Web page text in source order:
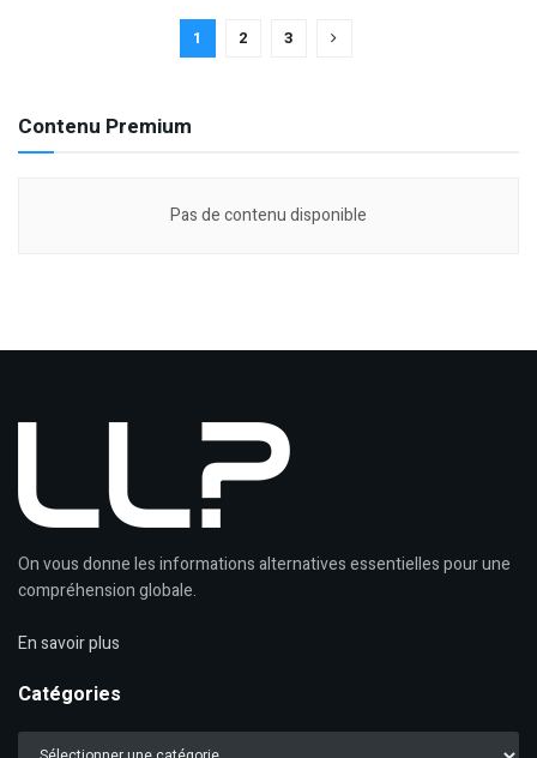
1 2 3
Contenu Premium
Pas de contenu disponible
On vous donne les informations alternatives essentielles pour une
compréhension globale.
En savoir plus
Catégories
Catégories